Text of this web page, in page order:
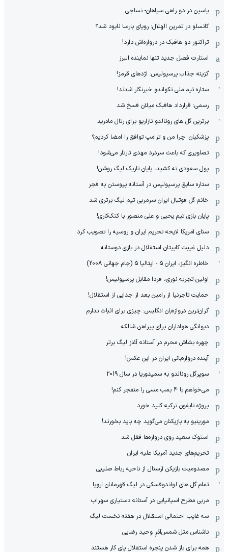
یاسین در دو راهی سپاهان- نساجی
کانسلو در تمرین الهلال: رویای بارسا نابود شد؟
تراکتور دو هافبک در دروازه‌اش دارد!
استارت فصل جدید تنها نماینده البرز
گزینه جذاب پرسپولیس: اژدهای قرمز!
ستاره تیم ملی تکواندو خبرنگار شدند!
رسمی: قرارداد هافبک میلان فسخ شد
برترین گل های رونالدو نازاریو برای رئال مادرید
پزشکیان: چرا من و ترامپ توافق را امضا کردیم؟
تصاویری که باعث سردرد مهدی تارتار می‌شود!
پول سعودی ته کشید، پایان تاریک لیگ روشن!
ستاره سابق پرسپولیس در آستانه پیوستن به فجر
خانم گل فوتبال ایران سرمربی تیم لیگ برتری شد
پایان بازی تیم یحیی و علی منصور با کتک‌کاری!
سنای آمریکا لایحه تحریم ایران و روسیه را تصویب کرد
دلیل غیبت کاپیتان استقلال در بازی دوستانه
خاطره انگیز، ایران 5 - ایتالیا 5 (جام جهانی 2008)
اولین تجربه نوری، فردا مقابل پرسپولیس!
حمایت تاجرنیا از رامین بعد از جدایی از استقلال!
گران‌ترین دروازه‌بان انگلیس: چیزی برای اثبات ندارم
دیوانگی هواداران برای پیراهن شالکه
چهره بشاش محرم در آستانه آغاز لیگ برتر
آینده دروازه‌بانی ایران در این عکس!
سوپرگل رونالدو به سمپدوریا در سال 2019
می‌خواهم با 4 بمب مسی را منفجر کنم!
پروژه تایفون ترکیه کلید خورد
مورینیو به بازیکنان می‌گوید چه باید بخورند!
استوک سعید روی دروازه‌ها قفل شد
تحریم‌های جدید آمریکا علیه ایران
مصدومیت بازیکن آرسنال از ناحیه رباط صلیبی
تمام گل های لواندوفسکی در لیگ قهرمانان اروپا
مربی مطرح اسپانیایی در آستانه دستیاری سهراب
سه غایب احتمالی استقلال در هفته نخست لیگ
ناشناس مثل شمس‌آذرِ وحید رضایی
همه برای باز شدن پنجره استقلال پای کار هستند